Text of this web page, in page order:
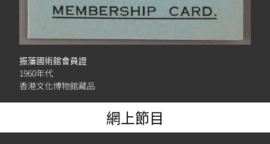
振藩國術館會員證
1960年代
香港文化博物館藏品
網上節目